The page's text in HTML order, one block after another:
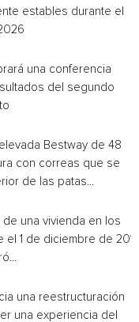
estables durante el
una conferencia
del segundo
Bestway de 48
con correas que se
de las patas...
una vivienda en los
el 1 de diciembre de
una reestructuración
una experiencia del